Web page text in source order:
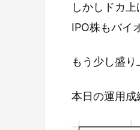
しかしドカ
IPO株もバイ
もう少し盛り
本日の運用成